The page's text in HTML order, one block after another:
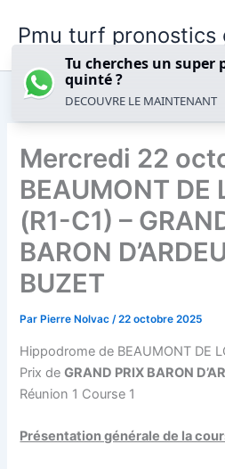
Pmu turf pronostics
Mercredi 22
BEAUMONT DE
(R1-C1) –
BARON
BUZET
Par Pierre Nolvac/22 octobre 2025
Hippodrome de BEAUMONT DE
Prix deGRAND PRIX BARON
Réunion 1 Course 1
Présentation générale de la
Tu cherches un super
quinté ?
DECOUVRE LE MAINTENANT